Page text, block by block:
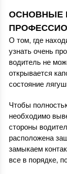
ОСНОВНЫЕ
О том, где
узнать очень
водитель не
открывается
состояние
Чтобы
необходимо
стороны
расположена
замыкаем
все в порядке,